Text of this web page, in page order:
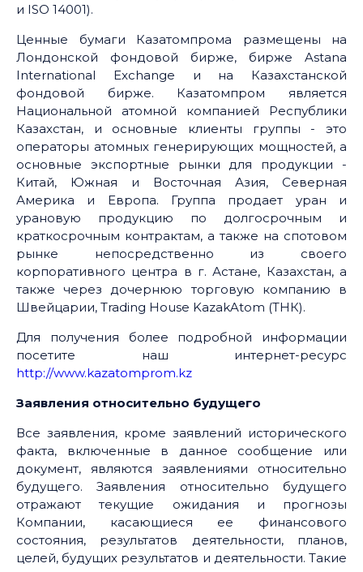
и ISO 14001).
Ценные бумаги Казатомпрома размещены на
Лондонской фондовой бирже, бирже Astana
International Exchange и на Казахстанской
фондовой бирже. Казатомпром является
Национальной атомной компанией Республики
Казахстан, и основные клиенты группы - это
операторы атомных генерирующих мощностей, а
основные экспортные рынки для продукции -
Китай, Южная и Восточная Азия, Северная
Америка и Европа. Группа продает уран и
урановую продукцию по долгосрочным и
краткосрочным контрактам, а также на спотовом
рынке непосредственно из своего
корпоративного центра в г. Астане, Казахстан, а
также через дочернюю торговую компанию в
Швейцарии, Trading House KazakAtom (ТНК).
Для получения более подробной информации
посетите наш интернет-ресурс
http://www.kazatomprom.kz
Заявления относительно будущего
Все заявления, кроме заявлений исторического
факта, включенные в данное сообщение или
документ, являются заявлениями относительно
будущего. Заявления относительно будущего
отражают текущие ожидания и прогнозы
Компании, касающиеся ее финансового
состояния, результатов деятельности, планов,
целей, будущих результатов и деятельности. Такие